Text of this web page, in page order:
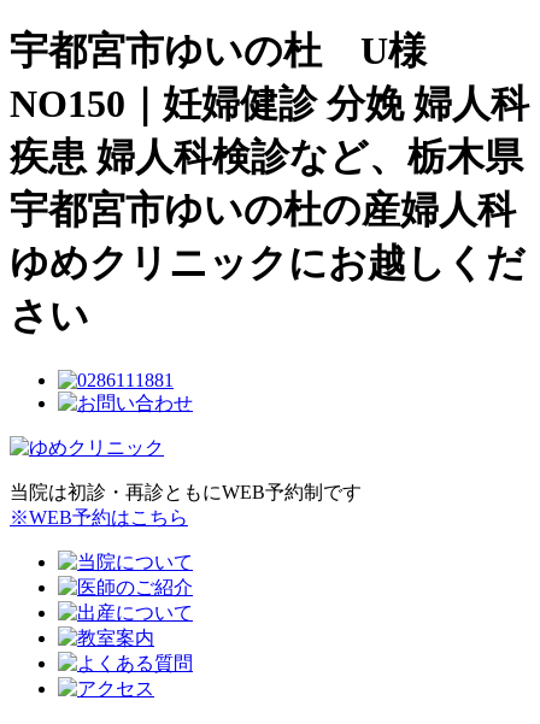
宇都宮市ゆいの杜 U様
NO150｜妊婦健診 分娩 婦人科
疾患 婦人科検診など、栃木県
宇都宮市ゆいの杜の産婦人科
ゆめクリニックにお越しくだ
さい
当院は初診・再診ともにWEB予約制です
※WEB予約はこちら